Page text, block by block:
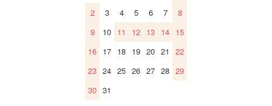
2
3 4 5 6 7
8
9
10 11 12 13 14 15
16 17 18 19 20 21
22
23 24 25 26 27 28 29
30 31